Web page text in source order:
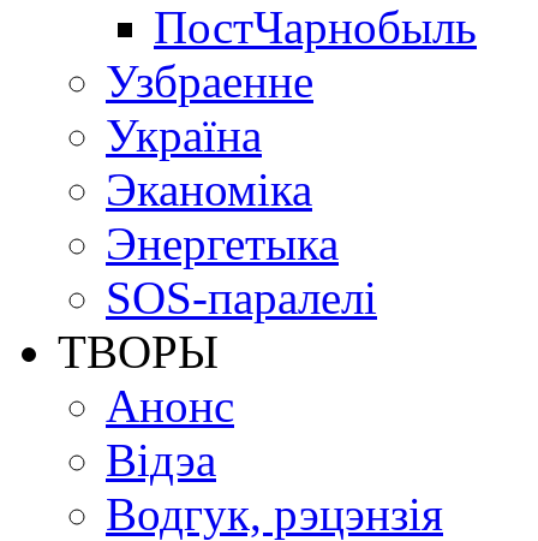
ПостЧарнобыль
Узбраенне
Україна
Эканоміка
Энергетыка
SOS-паралелі
ТВОРЫ
Анонс
Відэа
Водгук, рэцэнзія